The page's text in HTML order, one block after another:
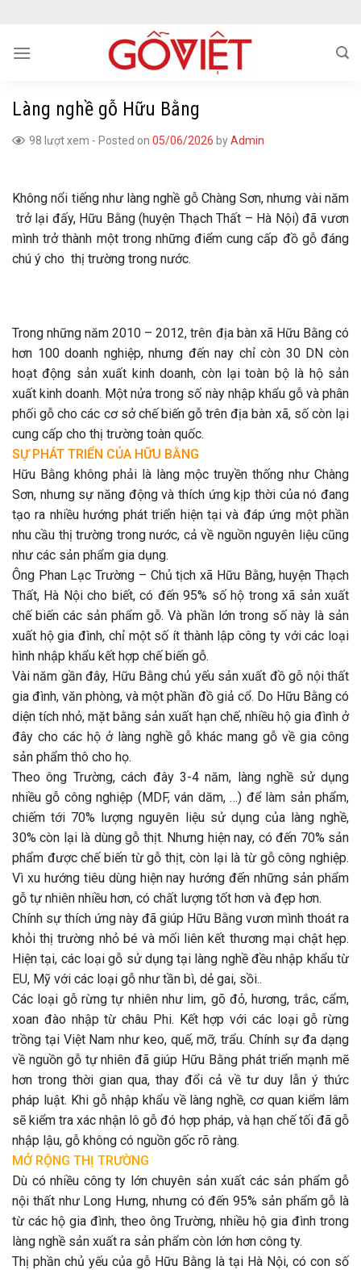
content
Làng nghề gỗ Hữu Bằng
98 lượt xem - Posted on 05/06/2026 byAdmin
Không nổi tiếng như làng nghề gỗ Chàng Sơn, nhưng vài năm
trở lại đấy, Hữu Bằng (huyện Thạch Thất – Hà Nội) đã vươn
mình trở thành một trong những điểm cung cấp đồ gỗ đáng
chú ý cho thị trường trong nước.
Trong những năm 2010 – 2012, trên địa bàn xã Hữu Bằng có
hơn 100 doanh nghiệp, nhưng đến nay chỉ còn 30 DN còn
hoạt động sản xuất kinh doanh, còn lại toàn bộ là hộ sản
xuất kinh doanh. Một nửa trong số này nhập khẩu gỗ và phân
phối gỗ cho các cơ sở chế biến gỗ trên địa bàn xã, số còn lại
cung cấp cho thị trường toàn quốc.
SỰ PHÁT TRIỂN CỦA HỮU BẰNG
Hữu Bằng không phải là làng mộc truyền thống như Chàng
Sơn, nhưng sự năng động và thích ứng kịp thời của nó đang
tạo ra nhiều hướng phát triển hiện tại và đáp ứng một phần
nhu cầu thị trường trong nước, cả về nguồn nguyên liệu cũng
như các sản phẩm gia dụng.
Ông Phan Lạc Trường – Chủ tịch xã Hữu Bằng, huyện Thạch
Thất, Hà Nội cho biết, có đến 95% số hộ trong xã sản xuất
chế biến các sản phẩm gỗ. Và phần lớn trong số này là sản
xuất hộ gia đình, chỉ một số ít thành lập công ty với các loại
hình nhập khẩu kết hợp chế biến gỗ.
Vài năm gần đây, Hữu Bằng chủ yếu sản xuất đồ gỗ nội thất
gia đình, văn phòng, và một phần đồ giả cổ. Do Hữu Bằng có
diện tích nhỏ, mặt bằng sản xuất hạn chế, nhiều hộ gia đình ở
đây cho các hộ ở làng nghề gỗ khác mang gỗ về gia công
sản phẩm thô cho họ.
Theo ông Trường, cách đây 3-4 năm, làng nghề sử dụng
nhiều gỗ công nghiệp (MDF, ván dăm, …) để làm sản phẩm,
chiếm tới 70% lượng nguyên liệu sử dụng của làng nghề,
30% còn lại là dùng gỗ thịt. Nhưng hiện nay, có đến 70% sản
phẩm được chế biến từ gỗ thịt, còn lại là từ gỗ công nghiệp.
Vì xu hướng tiêu dùng hiện nay hướng đến những sản phẩm
gỗ tự nhiên nhiều hơn, có chất lượng tốt hơn và đẹp hơn.
Chính sự thích ứng này đã giúp Hữu Bằng vươn mình thoát ra
khỏi thị trường nhỏ bé và mối liên kết thương mại chật hẹp.
Hiện tại, các loại gỗ sử dụng tại làng nghề đều nhập khẩu từ
EU, Mỹ với các loại gỗ như tần bì, dẻ gai, sồi..
Các loại gỗ rừng tự nhiên như lim, gõ đỏ, hương, trắc, cẩm,
xoan đào nhập từ châu Phi. Kết hợp với các loại gỗ rừng
trồng tại Việt Nam như keo, quế, mỡ, trẩu. Chính sự đa dạng
về nguồn gỗ tự nhiên đã giúp Hữu Bằng phát triển mạnh mẽ
hơn trong thời gian qua, thay đổi cả về tư duy lẫn ý thức
pháp luật. Khi gỗ nhập khẩu về làng nghề, cơ quan kiểm lâm
sẽ kiểm tra xác nhận lô gỗ đó hợp pháp, và hạn chế tối đã gỗ
nhập lậu, gỗ không có nguồn gốc rõ ràng.
MỞ RỘNG THỊ TRƯỜNG
Dù có nhiều công ty lớn chuyên sản xuất các sản phẩm gỗ
nội thất như Long Hưng, nhưng có đến 95% sản phẩm gỗ là
từ các hộ gia đình, theo ông Trường, nhiều hộ gia đình trong
làng nghề sản xuất ra sản phẩm còn lớn hơn công ty.
Thị phần chủ yếu của gỗ Hữu Bằng là tại Hà Nội, có con số